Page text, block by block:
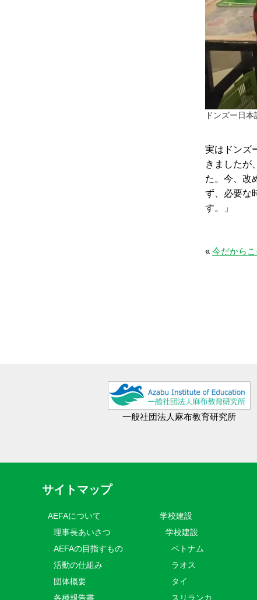
ドンズー日
実はドンズ
きましたが
た。今、改
ず、必要な
す。」
« 今だから
一般社団法人麻布教育研究所
サイトマップ
AEFAについて
理事長あいさつ
AEFAの目指すもの
活動の仕組み
団体概要
各種報告書
学校建設
学校建設
ベトナム
ラオス
タイ
スリランカ